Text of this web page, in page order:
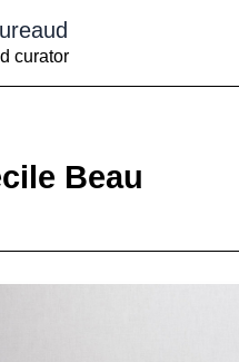
curator
Beau